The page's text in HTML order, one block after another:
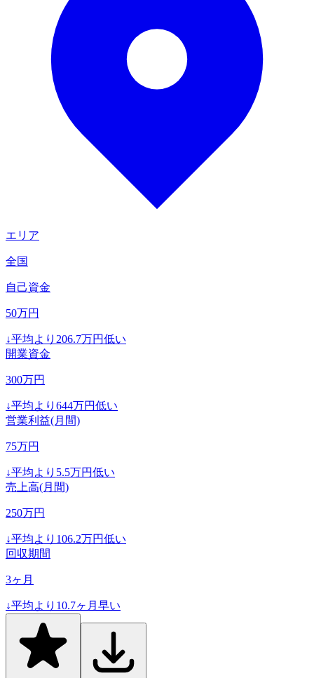
エリア
全国
自己資金
50万円
↓平均より 206.7万円低い
開業資金
300万円
↓平均より 644万円低い
営業利益(月間)
75万円
↓平均より 5.5万円低い
売上高(月間)
250万円
↓平均より 106.2万円低い
回収期間
3ヶ月
↓平均より 10.7ヶ月早い